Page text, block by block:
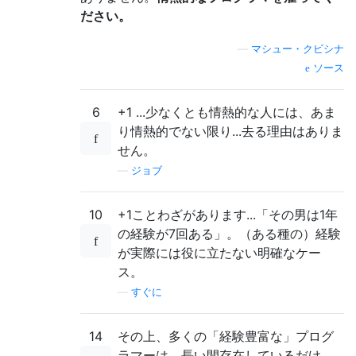
ださい。
マシュー・クビシナ
ソース
6
+1 ...少なくとも情熱的な人には、あま
り情熱的でない限り...去る理由はありま
せん。
ジョブ
10
+1ことわざがあります...「その男は1年
の経験が7回ある」。（ある種の）経験
が実際には役に立たない明確なケー
ス。
すぐに
14
その上、多くの「経験豊富な」プログ